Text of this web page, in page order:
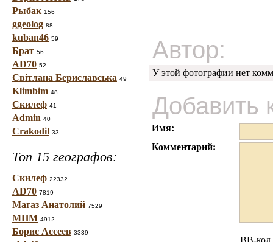
Рыбак 156
ggeolog 88
kuban46 59
Брат 56
AD70 52
Світлана Бериславська 49
Klimbim 48
Скилеф 41
Admin 40
Crakodil 33
Топ 15 географов:
Скилеф 22332
AD70 7819
Магаз Анатолий 7529
МНМ 4912
Борис Ассеев 3339
Автор:
У этой фотографии нет
Добавить
Имя:
Комментарий:
BB-код